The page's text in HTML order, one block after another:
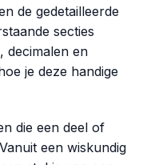
de gedetailleerde
secties
decimalen en
je deze handige
die een deel of
een wiskundig